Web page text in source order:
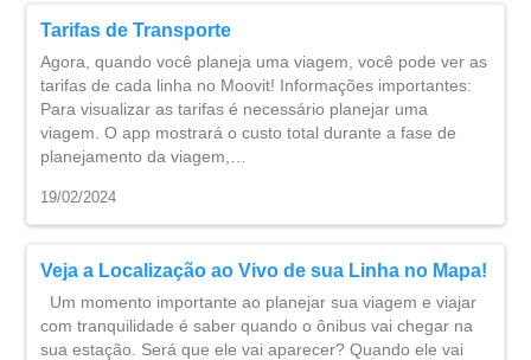
Tarifas de Transporte
Agora, quando você planeja uma viagem, você pode ver as
tarifas de cada linha no Moovit! Informações importantes:
Para visualizar as tarifas é necessário planejar uma
viagem. O app mostrará o custo total durante a fase de
planejamento da viagem,…
19/02/2024
Veja a Localização ao Vivo de sua Linha no Mapa!
Um momento importante ao planejar sua viagem e viajar
com tranquilidade é saber quando o ônibus vai chegar na
sua estação. Será que ele vai aparecer? Quando ele vai